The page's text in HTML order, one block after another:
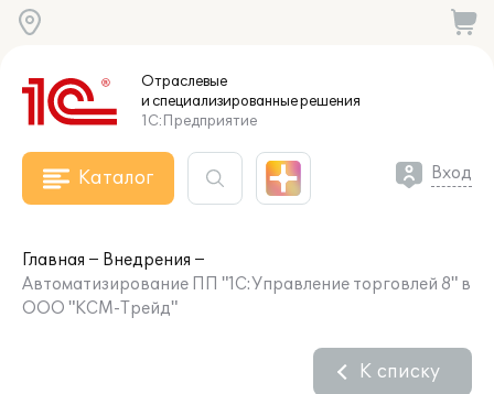
Отраслевые
и специализированныерешения
1С:Предприятие
Каталог Вход
Главная
Внедрения
Автоматизирование ПП "1С:Управление торговлей 8" в
ООО "КСМ-Трейд"
К списку